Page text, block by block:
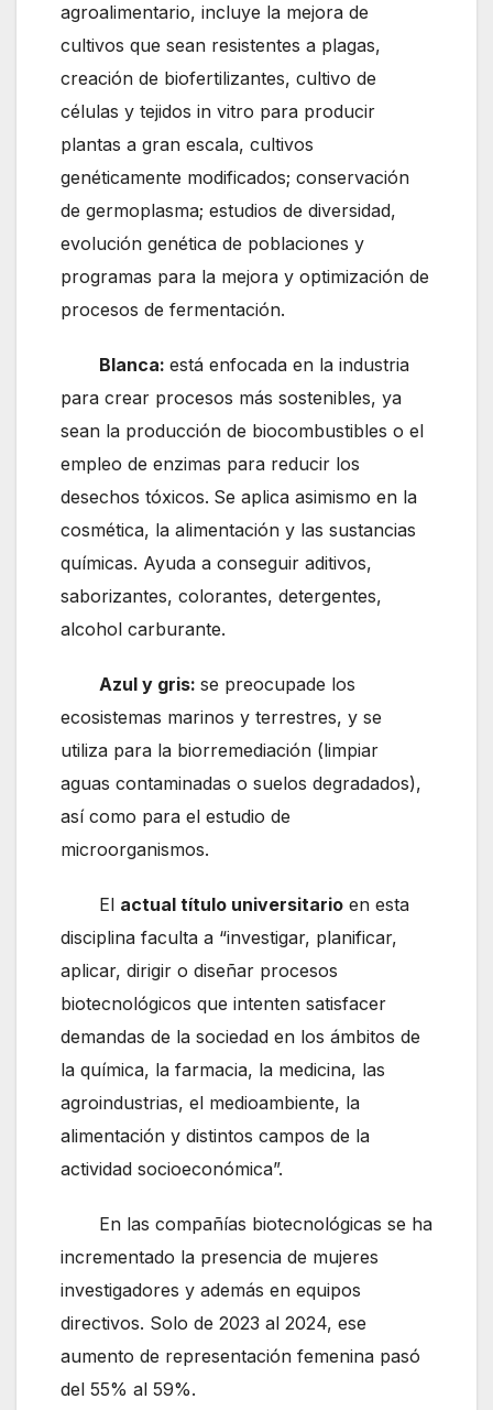
agroalimentario, incluye la mejora de
cultivos que sean resistentes a plagas,
creación de biofertilizantes, cultivo de
células y tejidos in vitro para producir
plantas a gran escala, cultivos
genéticamente modificados; conservación
de germoplasma; estudios de diversidad,
evolución genética de poblaciones y
programas para la mejora y optimización de
procesos de fermentación.
Blanca: está enfocada en la industria
para crear procesos más sostenibles, ya
sean la producción de biocombustibles o el
empleo de enzimas para reducir los
desechos tóxicos. Se aplica asimismo en la
cosmética, la alimentación y las sustancias
químicas. Ayuda a conseguir aditivos,
saborizantes, colorantes, detergentes,
alcohol carburante.
Azul y gris: se preocupade los
ecosistemas marinos y terrestres, y se
utiliza para la biorremediación (limpiar
aguas contaminadas o suelos degradados),
así como para el estudio de
microorganismos.
El actual título universitario en esta
disciplina faculta a “investigar, planificar,
aplicar, dirigir o diseñar procesos
biotecnológicos que intenten satisfacer
demandas de la sociedad en los ámbitos de
la química, la farmacia, la medicina, las
agroindustrias, el medioambiente, la
alimentación y distintos campos de la
actividad socioeconómica”.
En las compañías biotecnológicas se ha
incrementado la presencia de mujeres
investigadores y además en equipos
directivos. Solo de 2023 al 2024, ese
aumento de representación femenina pasó
del 55% al 59%.